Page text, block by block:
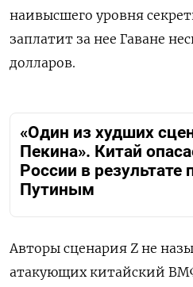
наивысшего уровня
заплатит за нее Гаване
долларов.
«Один из худших
Пекина». Китай
России в результате
Путиным
Авторы сценария Z не
атакующих китайский